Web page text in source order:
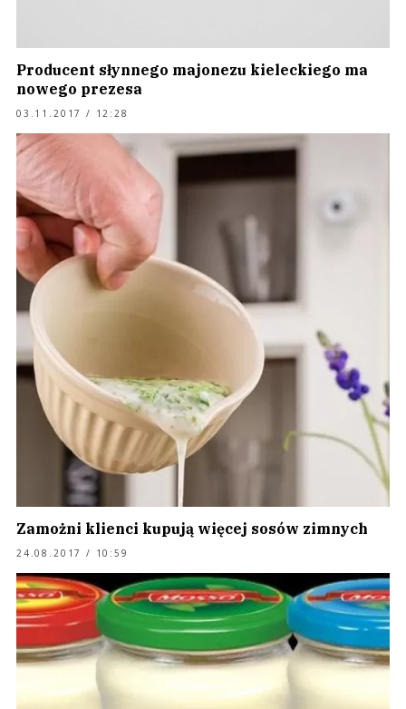
Producent słynnego majonezu kieleckiego ma
nowego prezesa
03.11.2017 / 12:28
Zamożni klienci kupują więcej sosów zimnych
24.08.2017 / 10:59